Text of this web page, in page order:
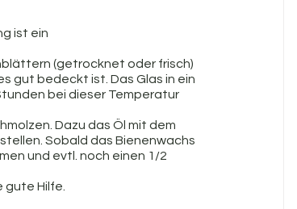
ist ein
(getrocknet oder frisch)
gut bedeckt ist. Das Glas in ein
bei dieser Temperatur
Dazu das Öl mit dem
Sobald das Bienenwachs
und evtl. noch einen 1/2
Hilfe.